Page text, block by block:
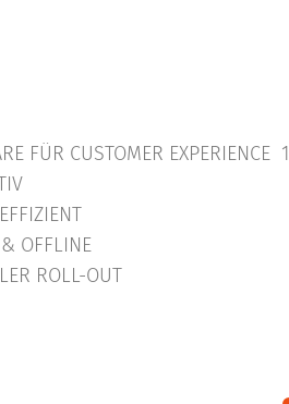
FÜR CUSTOMER EXPERIENCE
OFFLINE
ROLL-OUT